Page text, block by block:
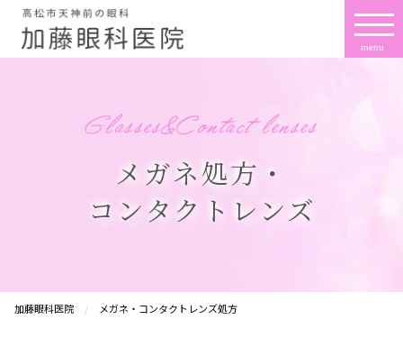
メガネ処方・
コンタクトレンズ
加藤眼科医院 メガネ・コンタクトレンズ処方